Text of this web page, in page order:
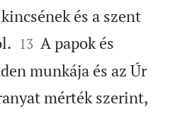
és a szent

13 A papok és
munkája és az Úr
mérték szerint,